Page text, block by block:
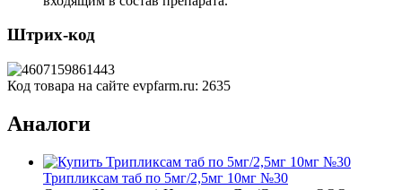
Штрих-код
Код товара на сайте evpfarm.ru: 2635
Аналоги
Трипликсам таб по 5мг/2,5мг 10мг №30